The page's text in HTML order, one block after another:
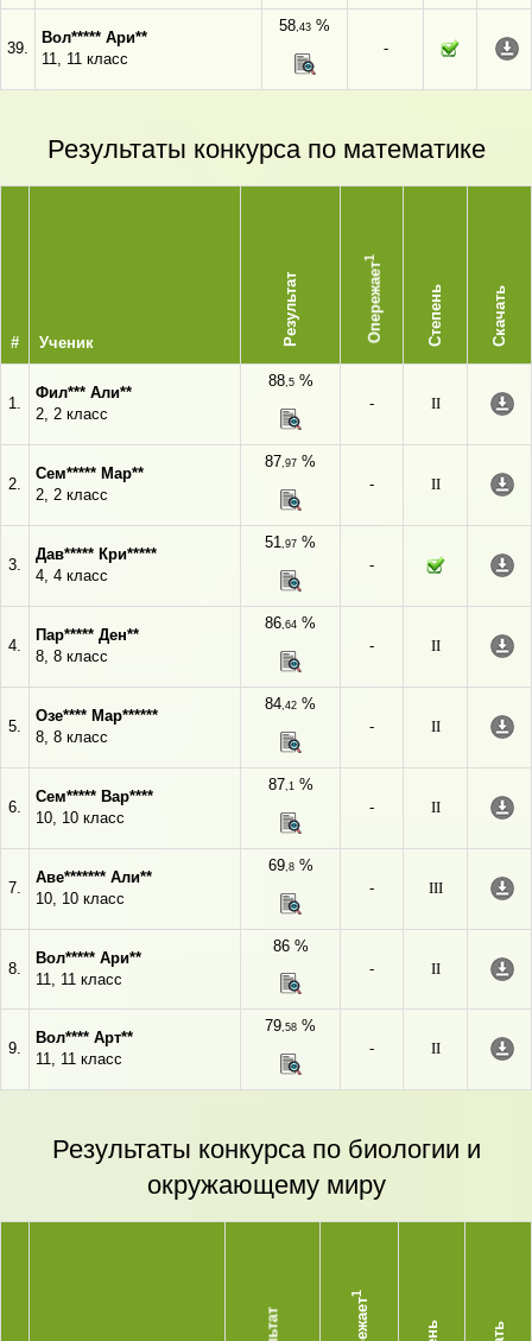
39.
Вол***** Ари**
11, 11 класс
58,43 %
-
Результаты конкурса по математике
# Ученик Результат Опережает
1
Степень Скачать
1.
Фил*** Али**
2, 2 класс
88,5%
-
II
2.
Сем***** Мар**
2, 2 класс
87,97 %
-
II
3.
Дав***** Кри*****
4, 4 класс
51,97 %
-
4.
Пар***** Ден**
8, 8 класс
86,64 %
-
II
5.
Озе**** Мар******
8, 8 класс
84,42 %
-
II
6.
Сем***** Вар****
10, 10 класс
87,1%
-
II
7.
Аве******* Али**
10, 10 класс
69,8%
-
III
8.
Вол***** Ари**
11, 11 класс
86 %
-
II
9.
Вол**** Арт**
11, 11 класс
79,58 %
-
II
Результаты конкурса по биологии и
окружающему миру
1